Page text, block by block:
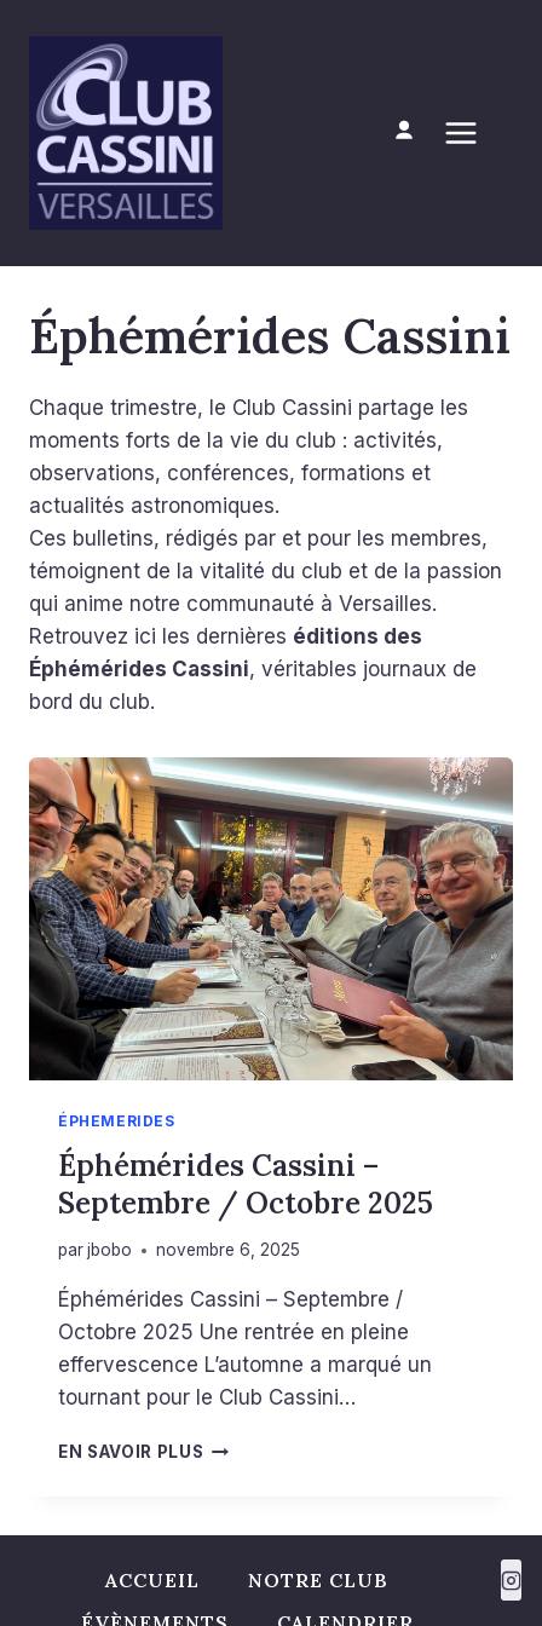
contenu
Mon compte
Éphémérides Cassini
Chaque trimestre, le Club Cassini partage les
moments forts de la vie du club : activités,
observations, conférences, formations et
actualités astronomiques.
Ces bulletins, rédigés par et pour les membres,
témoignent de la vitalité du club et de la passion
qui anime notre communauté à Versailles.
Retrouvez ici les dernières éditions des
Éphémérides Cassini, véritables journaux de
bord du club.
ÉPHEMERIDES
Éphémérides Cassini –
Septembre / Octobre 2025
parjbobo novembre 6, 2025
Éphémérides Cassini – Septembre /
Octobre 2025 Une rentrée en pleine
effervescence L’automne a marqué un
tournant pour le Club Cassini…
EN SAVOIR PLUS
ACCUEIL
NOTRE CLUB